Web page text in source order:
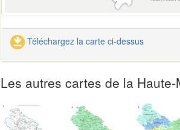
Téléchargez la carte ci-dessus
Les autres cartes de la Haute-